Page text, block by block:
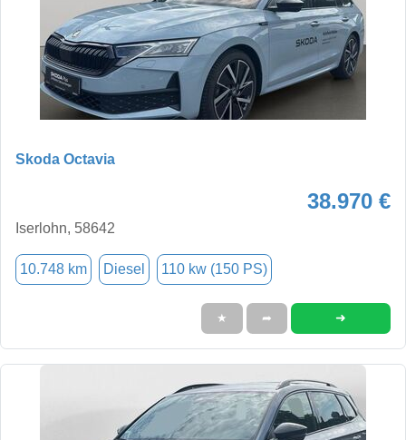
Skoda Octavia
38.970 €
Iserlohn, 58642
10.748 km Diesel 110 kw (150 PS)
★ ➦ ➜